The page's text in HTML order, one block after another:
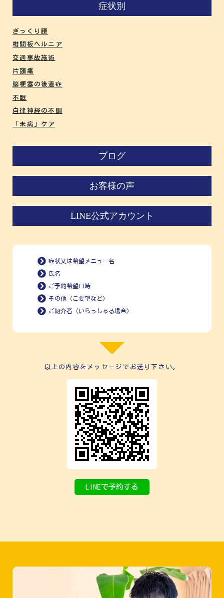
症状別
ぎっくり腰
椎間板ヘルニア
交通事故施術
片頭痛
脳梗塞の後遺症
不眠
自律神経の不調
「未病」ケア
ブログ
お客様の声
LINE公式アカウント
症状又は希望メニュー名
氏名
ご予約希望日時
その他（ご要望など）
ご紹介者（いらっしゃる場合）
以上の内容をメッセージでお送り下さい。
LINEで予約する